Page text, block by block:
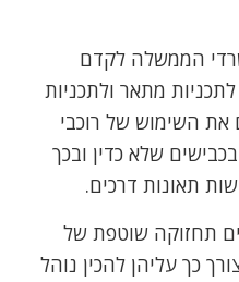
הממשלה לקדם
מתאר ולתכניות
את השימוש של רוכבי
שלא כדין ובכך
תאונות דרכים.
תחזוקה שוטפת של
כך עליהן להכין נוהל